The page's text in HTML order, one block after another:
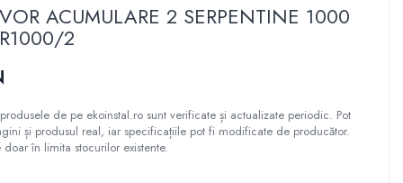
ACUMULARE 2 SERPENTINE 1000
2
de pe ekoinstal.ro sunt verificate și actualizate periodic. Pot
și produsul real, iar specificațiile pot fi modificate de producător.
în limita stocurilor existente.